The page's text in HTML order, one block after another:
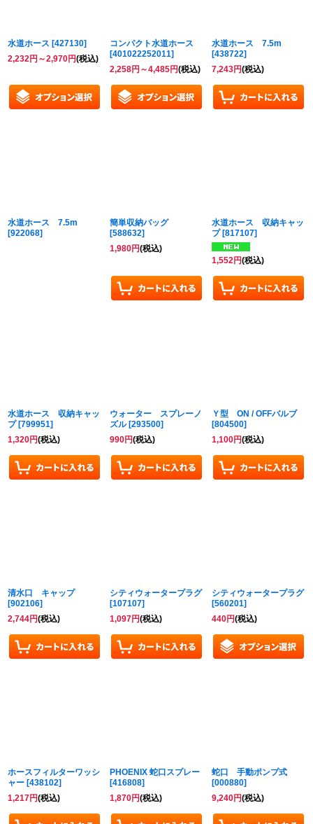
水道ホース [427130]
2,232円 ～2,970円(税込)
コンパクト水道ホース
[401022252011]
2,258円 ～4,485円(税込)
水道ホース 7.5m
[438722]
7,243円(税込)
水道ホース 7.5m
[922068]
簡単収納バッグ
[588632]
1,980円(税込)
水道ホース 収納キャッ
プ [817107]
1,552円(税込)
水道ホース 収納キャッ
プ [799951]
1,320円(税込)
ウォーター スプレーノ
ズル [293500]
990円(税込)
Ｙ型 ON / OFFバルブ
[804500]
1,100円(税込)
清水口 キャップ
[902106]
2,744円(税込)
シティウォータープラグ
[107107]
1,097円(税込)
シティウォータープラグ
[560201]
440円(税込)
ホースフィルターワッシ
ャー [438102]
1,217円(税込)
PHOENIX 蛇口スプレー
[416808]
1,870円(税込)
蛇口 手動ポンプ式
[000880]
9,240円(税込)